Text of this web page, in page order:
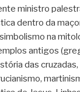
ministro
dentro da
na
antigos
das